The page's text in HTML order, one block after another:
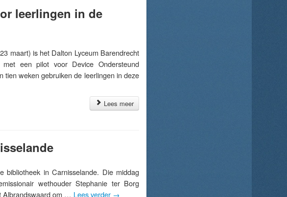
leerlingen in de
maart) is het Dalton Lyceum Barendrecht
een pilot voor Device Ondersteund
tien weken gebruiken de leerlingen in deze
Lees meer
in Carnisselande. Die middag
wethouder Stephanie ter Borg
Albrandswaard om … Lees verder →